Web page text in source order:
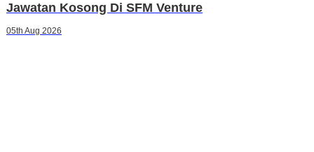
Jawatan Kosong Di SFM Venture
05th Aug 2026